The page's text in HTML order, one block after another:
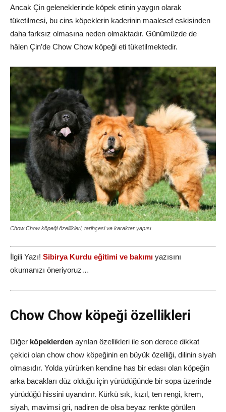
Ancak Çin geleneklerinde köpek etinin yaygın olarak
tüketilmesi, bu cins köpeklerin kaderinin maalesef eskisinden
daha farksız olmasına neden olmaktadır. Günümüzde de
hâlen Çin’de Chow Chow köpeği eti tüketilmektedir.
Chow Chow köpeği özellikleri, tarihçesi ve karakter yapısı
İlgili Yazı! Sibirya Kurdu eğitimi ve bakımı yazısını
okumanızı öneriyoruz…
Chow Chow köpeği özellikleri
Diğer köpeklerden ayrılan özellikleri ile son derece dikkat
çekici olan chow chow köpeğinin en büyük özelliği, dilinin siyah
olmasıdır. Yolda yürürken kendine has bir edası olan köpeğin
arka bacakları düz olduğu için yürüdüğünde bir sopa üzerinde
yürüdüğü hissini uyandırır. Kürkü sık, kızıl, ten rengi, krem,
siyah, mavimsi gri, nadiren de olsa beyaz renkte görülen